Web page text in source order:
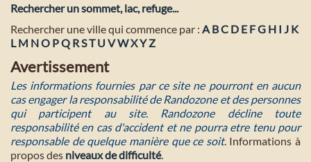
Rechercher un sommet, lac, refuge...
Rechercher une ville qui commence par : A BC D E FG H I J K
L M NO PQ R ST U VWXY Z
Avertissement
Les informations fournies par ce site ne pourront en aucun
cas engager la responsabilité de Randozone et des personnes
qui participent au site. Randozone décline toute
responsabilité en cas d'accident et ne pourra etre tenu pour
responsable de quelque manière que ce soit. Informations à
propos des niveaux de difficulté.